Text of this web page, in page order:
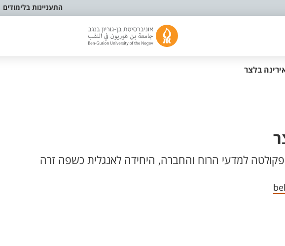
התעניינות בלימודים
בלצר
למדעי הרוח והחברה, היחידה לאנגלית כשפה זרה